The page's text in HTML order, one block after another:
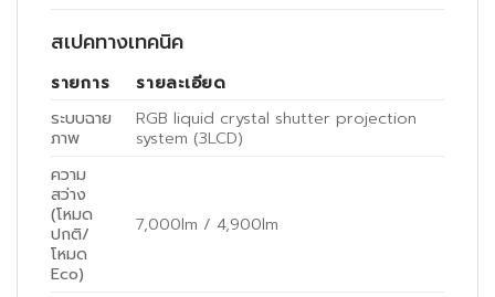
สเปคทางเทคนิค
รายการ
รายละเอียด
ระบบฉาย
ภาพ
RGB liquid crystal shutter projection
system (3LCD)
ความ
สว่าง
(โหมด
ปกติ/
โหมด
Eco)
7,000lm / 4,900lm